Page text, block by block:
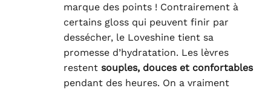
marque des points ! Contrairement à
certains gloss qui peuvent finir par
dessécher, le Loveshine tient sa
promesse d’hydratation. Les lèvres
restent souples, douces et confortables
pendant des heures. On a vraiment